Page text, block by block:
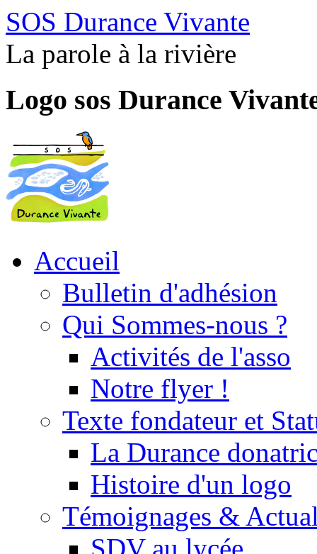
SOS Durance Vivante
La parole à la rivière
Logo sos Durance
Accueil
Bulletin d'adhésion
Qui Sommes-nous ?
Activités de l'asso
Notre flyer !
Texte fondateur et
La Durance
Histoire d'un logo
Témoignages &